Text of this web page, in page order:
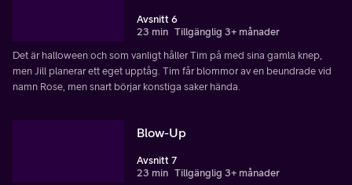
Avsnitt 6
23 min Tillgänglig 3+ månader
Det är halloween och som vanligt håller Tim på med sina gamla knep,
men Jill planerar ett eget upptåg. Tim får blommor av en beundrade vid
namn Rose, men snart börjar konstiga saker hända.
Blow-Up
Avsnitt 7
23 min Tillgänglig 3+ månader